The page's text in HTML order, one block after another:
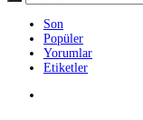
Son
Popüler
Yorumlar
Etiketler